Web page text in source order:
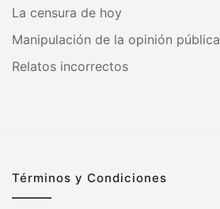
La censura de hoy
Manipulación de la opinión pública
Relatos incorrectos
Términos y Condiciones